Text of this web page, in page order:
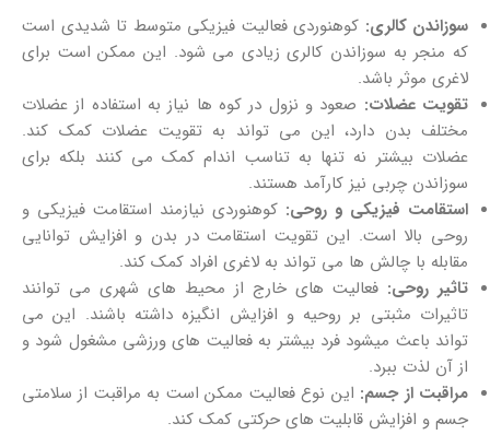
سوزاندن کالری: کوهنوردی فعالیت فیزیکی متوسط تا شدیدی است
که منجر به سوزاندن کالری زیادی می‌ شود. این ممکن است برای
لاغری موثر باشد.
تقویت عضلات: صعود و نزول در کوه ها نیاز به استفاده از عضلات
مختلف بدن دارد، این می‌ تواند به تقویت عضلات کمک کند.
عضلات بیشتر نه تنها به تناسب اندام کمک می‌ کنند بلکه برای
سوزاندن چربی نیز کارآمد هستند.
استقامت فیزیکی و روحی: کوهنوردی نیازمند استقامت فیزیکی و
روحی بالا است. این تقویت استقامت در بدن و افزایش توانایی
مقابله با چالش‌ ها می‌ تواند به لاغری افراد کمک کند.
تاثیر روحی: فعالیت‌ های خارج از محیط‌ های شهری می‌ توانند
تاثیرات مثبتی بر روحیه و افزایش انگیزه داشته باشند. این می‌
تواند باعث میشود فرد بیشتر به فعالیت‌ های ورزشی مشغول شود و
از آن لذت ببرد.
مراقبت از جسم: این نوع فعالیت ممکن است به مراقبت از سلامتی
جسم و افزایش قابلیت‌ های حرکتی کمک کند.